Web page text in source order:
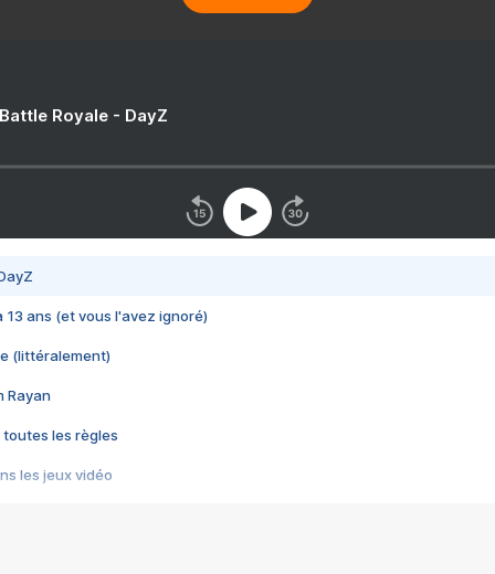
Royale - DayZ
13 ans (et vous l'avez ignoré)
(littéralement)
Rayan
toutes les règles
les jeux vidéo